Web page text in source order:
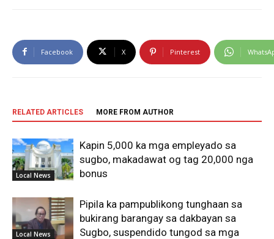
Facebook X Pinterest
RELATED ARTICLES MORE FROM AUTHOR
Local News
Kapin 5,000 ka mga empleyado sa
sugbo, makadawat og tag 20,000 nga
bonus
Local News
Pipila ka pampublikong tunghaan sa
bukirang barangay sa dakbayan sa
Sugbo, suspendido tungod sa mga